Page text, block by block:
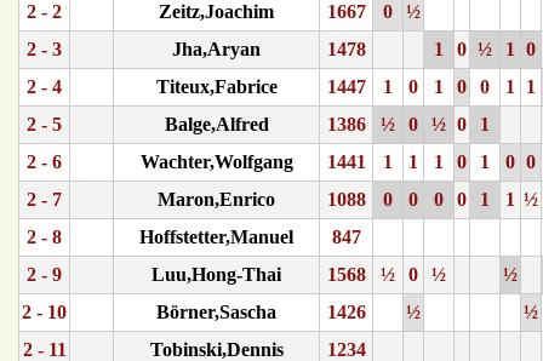
2 - 2
Zeitz,Joachim 1667 0
½
2 - 3
Jha,Aryan 1478 1 0 ½ 1
0
2 - 4
Titeux,Fabrice 1447 1 0 1 0 0 1
1
2 - 5
Balge,Alfred 1386 ½ 0 ½ 0
1
2 - 6
Wachter,Wolfgang 1441 1 1 1 0 1 0 0
2 - 7
Maron,Enrico 1088 0 0 0 0 1 1 ½
2 - 8
Hoffstetter,Manuel
847
2 - 9
Luu,Hong-Thai 1568 ½ 0 ½
½
2 - 10
Börner,Sascha 1426 ½
½
2 - 11
Tobinski,Dennis
1234